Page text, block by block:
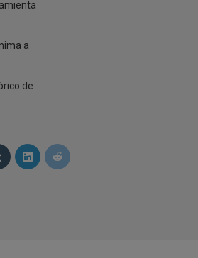
a
de